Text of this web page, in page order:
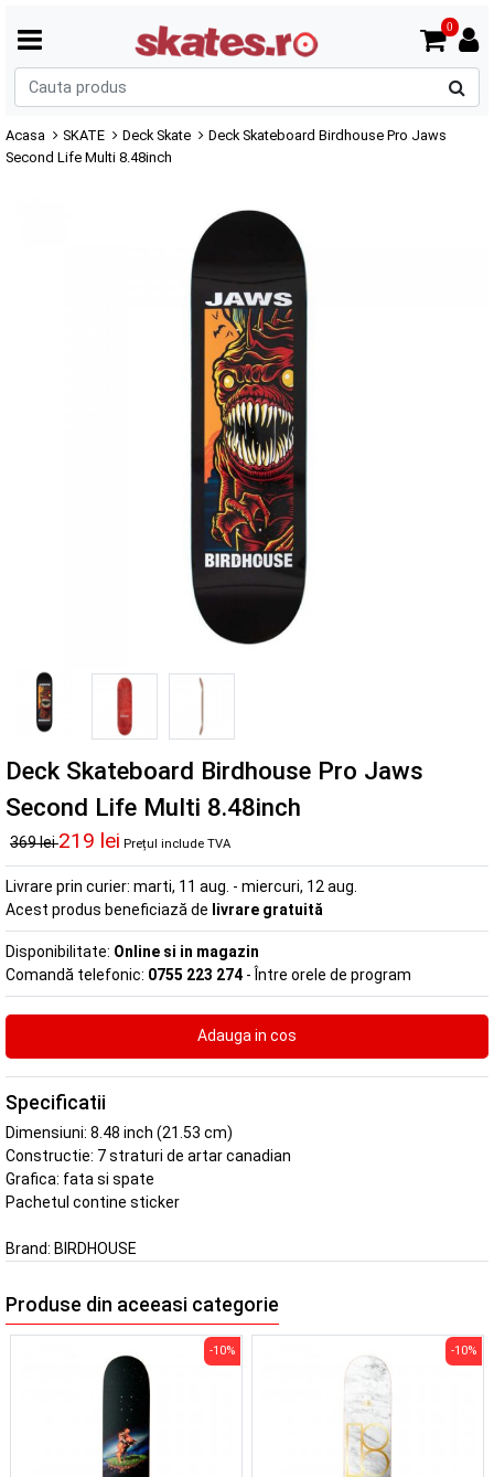
0
Acasa SKATE Deck Skate
Deck Skateboard Birdhouse Pro Jaws
Second Life Multi 8.48inch
Deck Skateboard Birdhouse Pro Jaws
Second Life Multi 8.48inch
369 lei219 lei Prețul include TVA
Livrare prin curier: marti, 11 aug. - miercuri, 12 aug.
Acest produs beneficiază de livrare gratuită
Disponibilitate: Online si in magazin
Comandă telefonic: 0755 223 274 - Între orele de program
Specificatii
Dimensiuni: 8.48 inch (21.53 cm)
Constructie: 7 straturi de artar canadian
Grafica: fata si spate
Pachetul contine sticker
Brand: BIRDHOUSE
Produse din aceeasi categorie
-10% -10%